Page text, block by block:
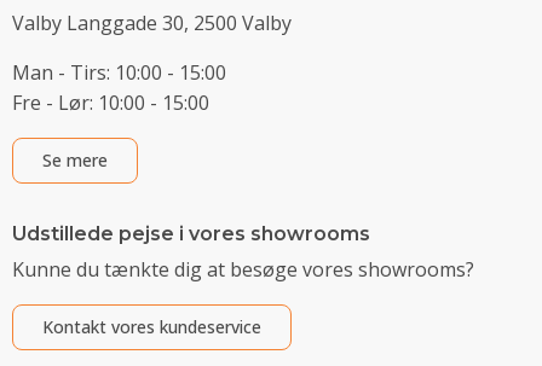
Valby Langgade 30, 2500 Valby
Man - Tirs: 10:00 - 15:00
Fre - Lør: 10:00 - 15:00
Se mere
Udstillede pejse i vores showrooms
Kunne du tænkte dig at besøge vores showrooms?
Kontakt vores kundeservice